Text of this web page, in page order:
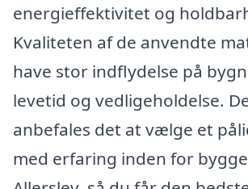
energieffektivitet og
Kvaliteten af de anvendte
have stor indflydelse på
levetid og vedligeholdelse.
anbefales det at vælge et
med erfaring inden for